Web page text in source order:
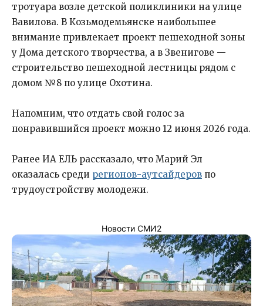
тротуара возле детской поликлиники на улице
Вавилова. В Козьмодемьянске наибольшее
внимание привлекает проект пешеходной зоны
у Дома детского творчества, а в Звенигове —
строительство пешеходной лестницы рядом с
домом №8 по улице Охотина.
Напомним, что отдать свой голос за
понравившийся проект можно 12 июня 2026 года.
Ранее ИА ЕЛЬ рассказало, что Марий Эл
оказалась среди регионов-аутсайдеров по
трудоустройству молодежи.
Новости СМИ2